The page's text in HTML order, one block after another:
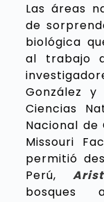
Las áreas
de
biológica
al trabajo
González
Ciencias
Nacional
Missouri
permitió
Perú,
bosques